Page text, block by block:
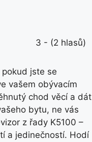
3 - (2 hlasů)
jste se
vašem obývacím
chod věcí a dát
bytu, ne vás
z řady K5100 –
a jedinečností. Hodí